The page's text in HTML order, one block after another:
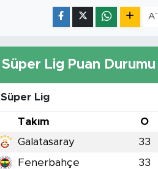
A-
Süper Lig Puan Durumu
Süper Lig
Takım O
Galatasaray 33
Fenerbahçe 33